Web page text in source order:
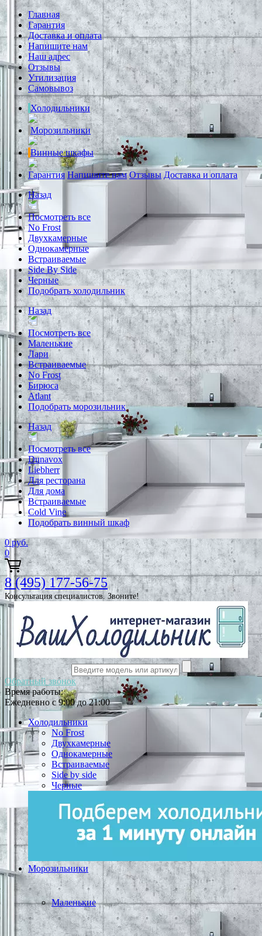
Главная
Гарантия
Доставка и оплата
Напишите нам
Наш адрес
Отзывы
Утилизация
Самовывоз
Холодильники
Морозильники
Винные шкафы
Гарантия Напишите нам Отзывы Доставка и оплата
Назад
Посмотреть все
No Frost
Двухкамерные
Однокамерные
Встраиваемые
Side By Side
Черные
Подобрать холодильник
Назад
Посмотреть все
Маленькие
Лари
Встраиваемые
No Frost
Бирюса
Atlant
Подобрать морозильник
Назад
Посмотреть все
Dunavox
Liebherr
Для ресторана
Для дома
Встраиваемые
Cold Vine
Подобрать винный шкаф
0 руб.
0
8 (495) 177-56-75
Консультация специалистов. Звоните!
Обратный звонок
Время работы:
Ежедневно с 9:00 до 21:00
Холодильники
No Frost
Двухкамерные
Однокамерные
Встраиваемые
Side by side
Черные
Морозильники
Маленькие